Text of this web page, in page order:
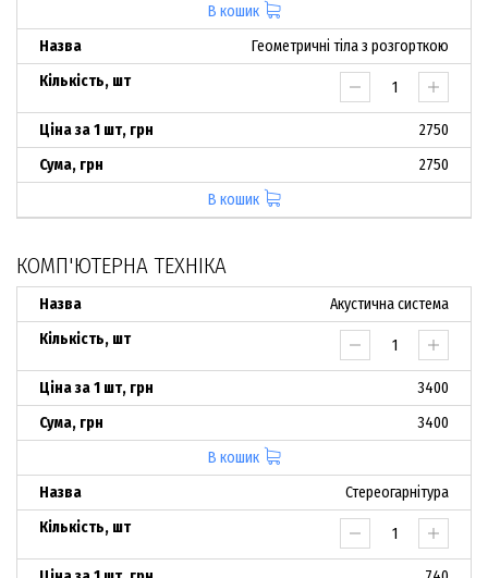
В кошик
Геометричні тіла з розгорткою
2750
2750
В кошик
КОМП'ЮТЕРНА ТЕХНІКА
Акустична система
3400
3400
В кошик
Стереогарнітура